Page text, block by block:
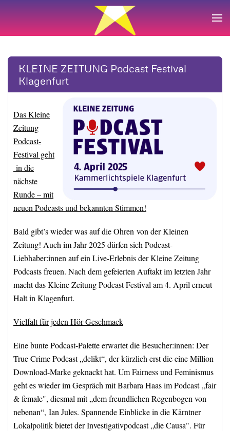
Zum Hauptinhalt springen
KLEINE ZEITUNG Podcast Festival
Klagenfurt
Das Kleine
Zeitung
Podcast-
Festival geht
in die
nächste
Runde – mit
neuen Podcasts und bekannten Stimmen!
Bald gibt’s wieder was auf die Ohren von der Kleinen
Zeitung! Auch im Jahr 2025 dürfen sich Podcast-
Liebhaber:innen auf ein Live-Erlebnis der Kleine Zeitung
Podcasts freuen. Nach dem gefeierten Auftakt im letzten Jahr
macht das Kleine Zeitung Podcast Festival am 4. April erneut
Halt in Klagenfurt.
Vielfalt für jeden Hör-Geschmack
Eine bunte Podcast-Palette erwartet die Besucher:innen: Der
True Crime Podcast „delikt“, der kürzlich erst die eine Million
Download-Marke geknackt hat. Um Fairness und Feminismus
geht es wieder im Gespräch mit Barbara Haas im Podcast„fair
& female", diesmal mit „dem freundlichen Regenbogen von
nebenan“, Ian Jules. Spannende Einblicke in die Kärntner
Lokalpolitikbietet der Investigativpodcast „die Causa". Für